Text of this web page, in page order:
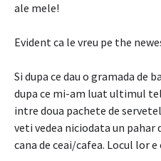
ale mele!
Evident ca le vreu pe the
Si dupa ce dau o gramada de
dupa ce mi-am luat ultimul
intre doua pachete de
veti vedea niciodata un pahar
cana de ceai/cafea. Locul lor